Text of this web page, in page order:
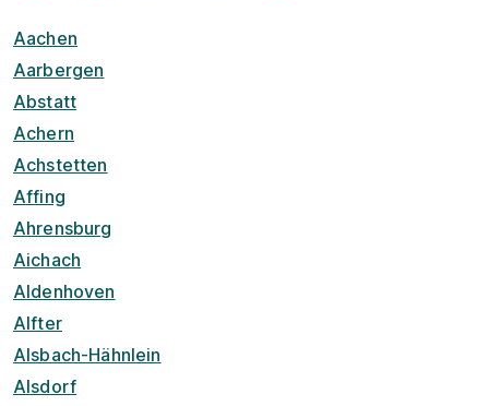
Aachen
Aarbergen
Abstatt
Achern
Achstetten
Affing
Ahrensburg
Aichach
Aldenhoven
Alfter
Alsbach-Hähnlein
Alsdorf